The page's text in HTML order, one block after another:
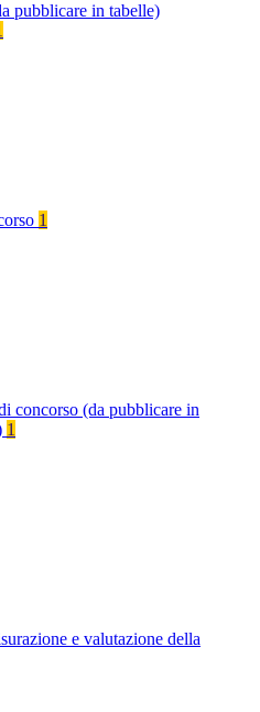
pubblicare in tabelle)
1
concorso (da pubblicare in
1
e valutazione della